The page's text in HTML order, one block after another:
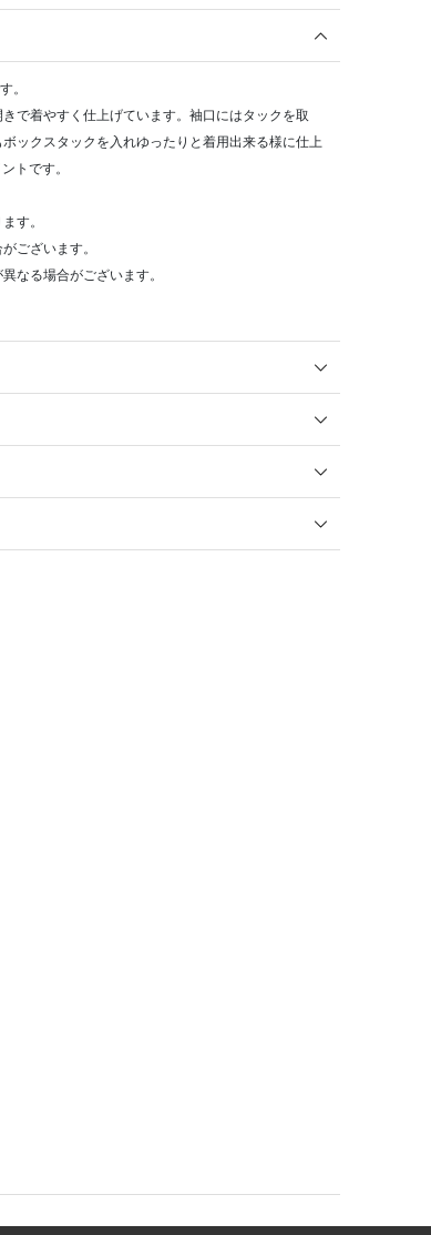
。
で着やすく仕上げています。袖口にはタックを取
ックスタックを入れゆったりと着用出来る様に仕上
トです。
す。
ございます。
なる場合がございます。